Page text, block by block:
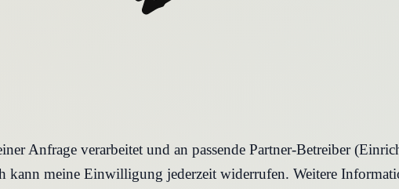
Anfrage verarbeitet und an passende Partner-Betreiber
kann meine Einwilligung jederzeit widerrufen. Weitere